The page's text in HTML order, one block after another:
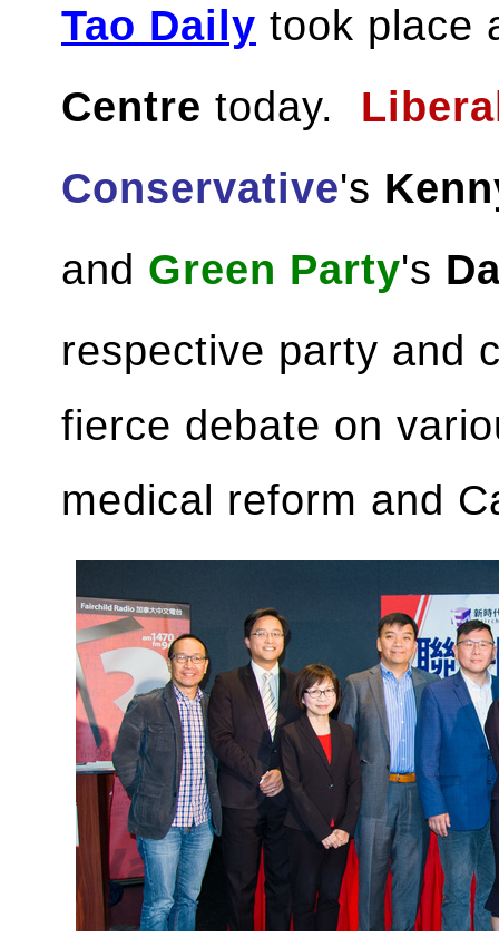
Tao Daily took place
Centre today.
Conservative's
and Green Party's
respective party and
fierce debate on
medical reform and